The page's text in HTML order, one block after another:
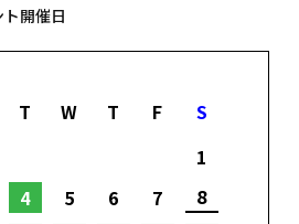
開催日
T W T F
S
1
4 5 6 7
8